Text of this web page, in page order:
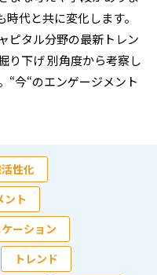
代と共に変化します。
ピタル分野の最新トレン
り下げ別角度から考察し
“今“のエンゲージメント
性化
ント
ーション
トレンド